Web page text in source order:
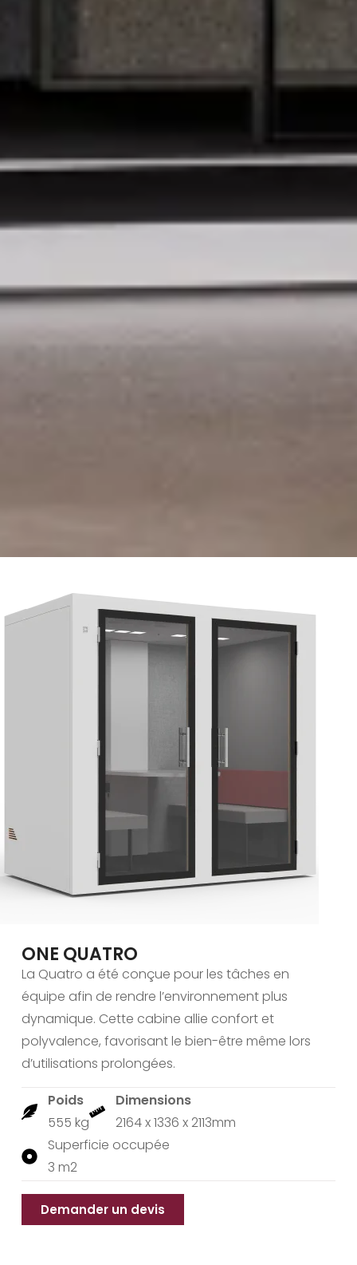
ONE QUATRO
La Quatro a été conçue pour les tâches en
équipe afin de rendre l’environnement plus
dynamique. Cette cabine allie confort et
polyvalence, favorisant le bien-être même lors
d’utilisations prolongées.
Poids
555 kg
Dimensions
2164 x 1336 x 2113mm
Superficie occupée
3 m2
Demander un devis